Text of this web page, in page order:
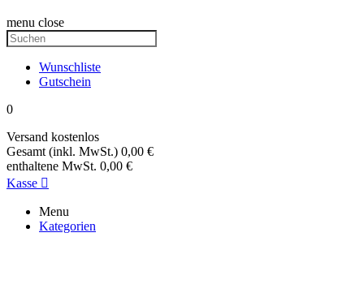
menu close
Wunschliste
Gutschein
0
Versand kostenlos
Gesamt (inkl. MwSt.) 0,00 €
enthaltene MwSt. 0,00 €
Kasse 
Menu
Kategorien